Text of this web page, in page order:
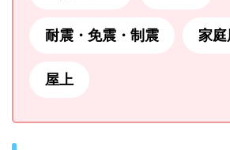
耐震・免震・制震 家
屋上